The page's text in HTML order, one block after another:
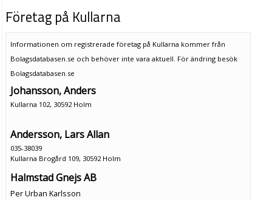
Företag på Kullarna
Informationen om registrerade företag på Kullarna kommer från
Bolagsdatabasen.se och behöver inte vara aktuell. För ändring besök
Bolagsdatabasen.se
Johansson, Anders
Kullarna 102, 30592 Holm
Andersson, Lars Allan
035-38039
Kullarna Brogård 109, 30592 Holm
Halmstad Gnejs AB
Per Urban Karlsson